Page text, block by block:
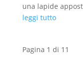
una lapide
leggi tutto
Pagina 1 di 1 1